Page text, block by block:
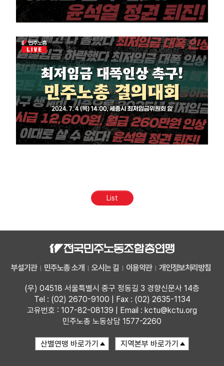
List
부설기관 민주노총 소개 오시는 길 이용약관 개인정보처리방침
(우) 04518 서울특별시 중구 정동길 3 경향신문사 14층
Tel : (02) 2670-9100 | Fax : (02) 2635-1134
고유번호 : 107-82-08139 | Email : kctu@kctu.org
민주노총 노동상담 1577-2260